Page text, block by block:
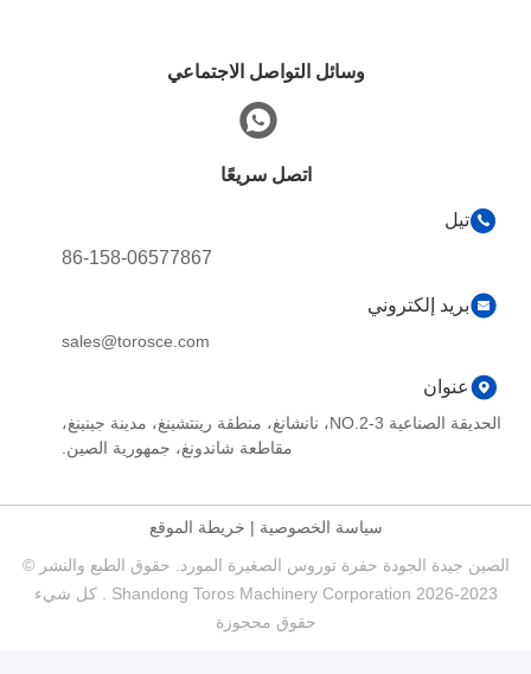
وسائل التواصل الاجتماعي
اتصل سريعًا
تيل
86-158-06577867
بريد إلكتروني
sales@torosce.com
عنوان
الحديقة الصناعية NO.2-3، نانشانغ، منطقة رينتشينغ، مدينة جينينغ،
مقاطعة شاندونغ، جمهورية الصين.
سياسة الخصوصية|خريطة الموقع
الصين جيدة الجودة حفرة توروس الصغيرة المورد. حقوق الطبع والنشر ©
2023-2026 Shandong Toros Machinery Corporation . كل شيء
حقوق محجوزة